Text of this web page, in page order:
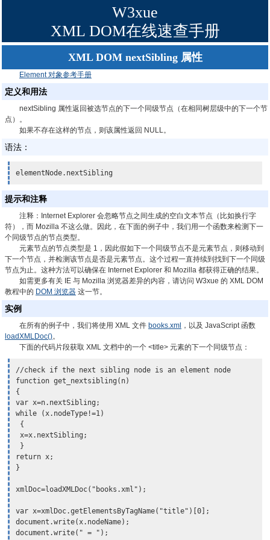
W3xue
XML DOM在线速查手册
XML DOM nextSibling 属性
Element 对象参考手册
定义和用法
nextSibling 属性返回被选节点的下一个同级节点（在相同树层级中的下一个节
点）。
如果不存在这样的节点，则该属性返回 NULL。
语法：
elementNode.nextSibling
提示和注释
注释： Internet Explorer 会忽略节点之间生成的空白文本节点（比如换行字
符），而 Mozilla 不这么做。因此，在下面的例子中，我们用一个函数来检测下一
个同级节点的节点类型。
元素节点的节点类型是 1，因此假如下一个同级节点不是元素节点，则移动到
下一个节点，并检测该节点是否是元素节点。这个过程一直持续到找到下一个同级
节点为止。这种方法可以确保在 Internet Explorer 和 Mozilla 都获得正确的结果。
如需更多有关 IE 与 Mozilla 浏览器差异的内容，请访问 W3xue 的 XML DOM
教程中的 DOM 浏览器 这一节。
实例
在所有的例子中，我们将使用 XML 文件 books.xml ，以及 JavaScript 函数
loadXMLDoc()。
下面的代码片段获取 XML 文档中的一个 <title> 元素的下一个同级节点：
//check if the next sibling node is an element node
function get_nextsibling(n)
{
var x=n.nextSibling;
while (x.nodeType!=1)
{
x=x.nextSibling ;
}
return x;
}
xmlDoc=loadXMLDoc("books.xml");
var x=xmlDoc.getElementsByTagName("title")[0];
document.write(x.nodeName);
document.write(" = ");